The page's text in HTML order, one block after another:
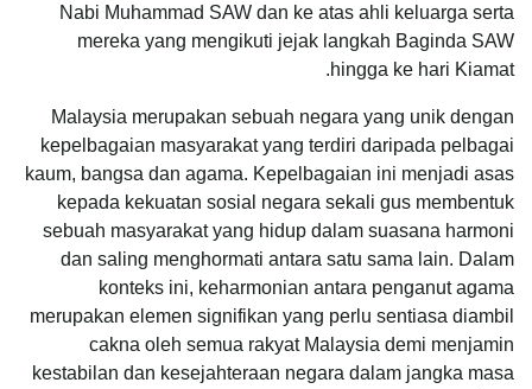
Nabi Muhammad SAW dan ke atas ahli keluarga serta
mereka yang mengikuti jejak langkah Baginda SAW
hingga ke hari Kiamat.
Malaysia merupakan sebuah negara yang unik dengan
kepelbagaian masyarakat yang terdiri daripada pelbagai
kaum, bangsa dan agama. Kepelbagaian ini menjadi asas
kepada kekuatan sosial negara sekali gus membentuk
sebuah masyarakat yang hidup dalam suasana harmoni
dan saling menghormati antara satu sama lain. Dalam
konteks ini, keharmonian antara penganut agama
merupakan elemen signifikan yang perlu sentiasa diambil
cakna oleh semua rakyat Malaysia demi menjamin
kestabilan dan kesejahteraan negara dalam jangka masa